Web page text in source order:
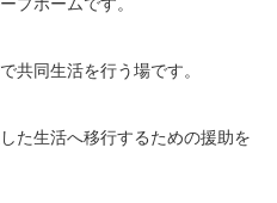
共同生活を行う場です。
た生活へ移行するための援助を